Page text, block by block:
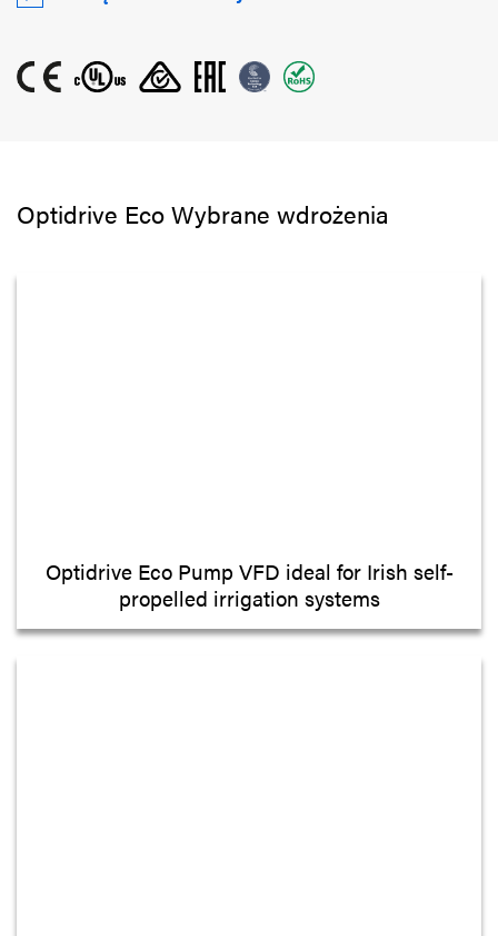
Optidrive Eco Wybrane wdrożenia
Optidrive Eco Pump VFD ideal for Irish self-
propelled irrigation systems